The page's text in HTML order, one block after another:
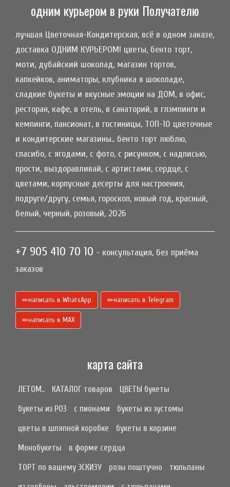
одним курьером в руки Получателю
лучшая Цветочная-Кондитерская, всё в одном заказе,
доставка ОДНИМ КУРЬЕРОМ! цветы, бенто торт,
моти, дубайский шоколад, магазин тортов,
капкейков, аниматоры, клубника в шоколаде,
сладкие букеты и вкусные эмоции на ДОМ, в офис,
ресторан, кафе, в отель, в санаторий, в глэмпинги и
кемпинги, пансионат, в гостиницы, ТОП-10 цветочные
и кондитерские магазины.. бенто торт люблю,
спасибо, с ягодами, с фото, с рисунком, с надписью,
прости, выздоравливай, с артистами, сердце, с
цветами, корпусные десерты для настроения,
подруге/другу, семья, гороскоп, новый год, красный,
белый, черный, розовый, 2026
+7 905 410 70 10 - консультация, без приёма
заказов
написать в WhatsApp написать в Telegram
написать в МАХ
карта сайта
ЛЕТОМ.. КАТАЛОГ товаров
ЦВЕТЫ букеты
букеты из РОЗ
с пионами
букеты из эустомы
цветы в шляпной коробке
букеты в корзине
Монобукеты
в форме сердца
ТОРТ по вашему ЭСКИЗУ
розы поштучно
тюльпаны